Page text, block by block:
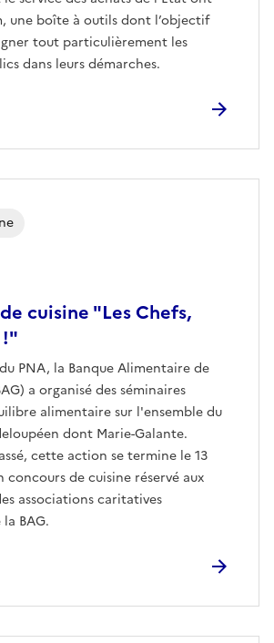
une boîte à outils dont l’objectif
tout particulièrement les
dans leurs démarches.
cuisine "Les Chefs,
!"
PNA, la Banque Alimentaire de
a organisé des séminaires
alimentaire sur l'ensemble du
dont Marie-Galante.
cette action se termine le 13
de cuisine réservé aux
associations caritatives
BAG.